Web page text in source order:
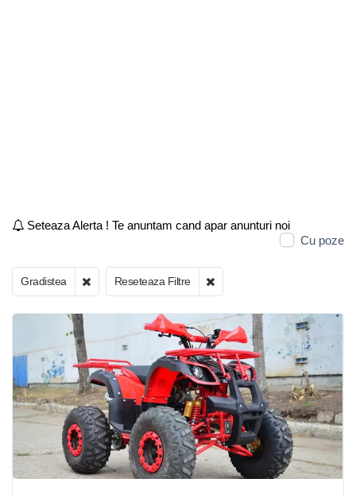
Seteaza Alerta ! Te anuntam cand apar anunturi noi
Cu poze
Gradistea Reseteaza Filtre